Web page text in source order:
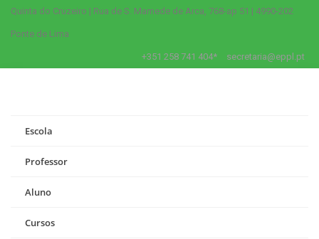
Quinta do Cruzeiro | Rua de S. Mamede de Arca, 768-ap 51 | 4990-202
Ponte de Lima
+351 258 741 404* secretaria@eppl.pt
Escola
Professor
Aluno
Cursos